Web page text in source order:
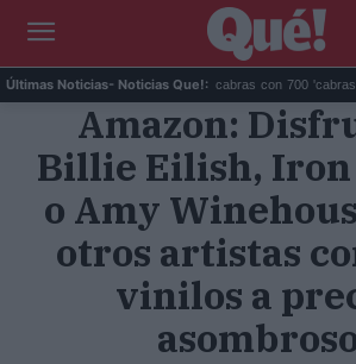
Últimas Noticias- Noticias Que!:
Galápagos eliminó 140.000 cabras con 700 'cabras e...
Amazon:
Billie Eilish, Iron
o Amy
otros artistas
vinilos a